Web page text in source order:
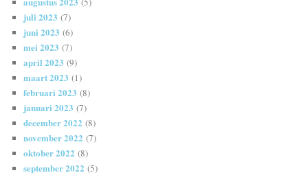
juli 2023 (7)
juni 2023 (6)
mei 2023 (7)
april 2023 (9)
maart 2023 (1)
februari 2023 (8)
januari 2023 (7)
december 2022 (8)
november 2022 (7)
oktober 2022 (8)
september 2022 (5)